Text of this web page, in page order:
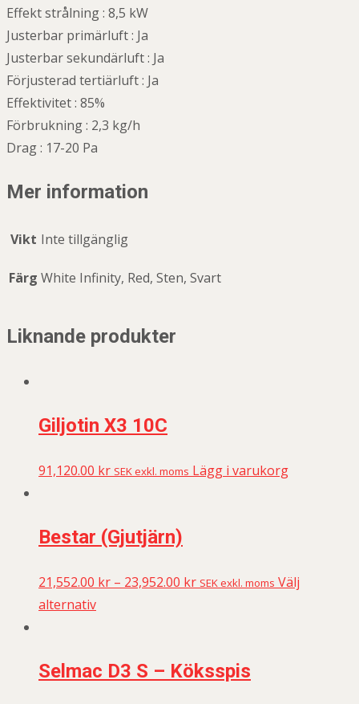
Effekt strålning : 8,5 kW
Justerbar primärluft : Ja
Justerbar sekundärluft : Ja
Förjusterad tertiärluft : Ja
Effektivitet : 85%
Förbrukning : 2,3 kg/h
Drag : 17-20 Pa
Mer information
Vikt Inte tillgänglig
Färg White Infinity, Red, Sten, Svart
Liknande produkter
Giljotin X3 10C
91,120.00 kr SEK exkl. moms Lägg i varukorg
Bestar (Gjutjärn)
21,552.00 kr – 23,952.00 kr SEK exkl. moms Välj
alternativ
Selmac D3 S – Köksspis